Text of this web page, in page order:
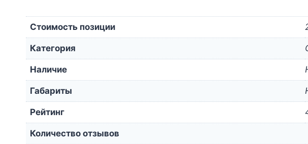
Стоимость позиции
Категория
Наличие
Габариты
Рейтинг
Количество отзывов